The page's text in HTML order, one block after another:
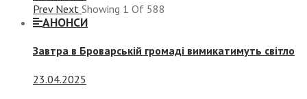
Prev Next Showing 1 Of 588
АНОНСИ
Завтра в Броварській громаді вимикатимуть світло
23.04.2025